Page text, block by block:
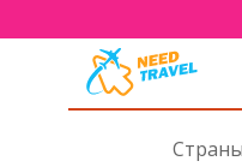
Страны